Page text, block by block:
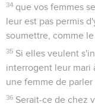
34 que vos femmes
leur est pas permis
soumettre, comme le
35 Si elles veulent
interrogent leur mari
une femme de parler
36 Serait-ce de chez